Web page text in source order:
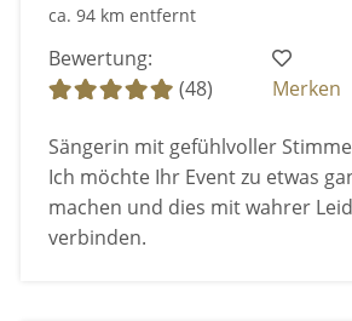
ca. 94 km entfernt
Bewertung:
(48)
Merken
Sängerin mit gefühlvoller
Ich möchte Ihr Event zu etwas
machen und dies mit wahrer
verbinden.